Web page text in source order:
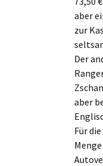
aber
zur
Der
aber
Für